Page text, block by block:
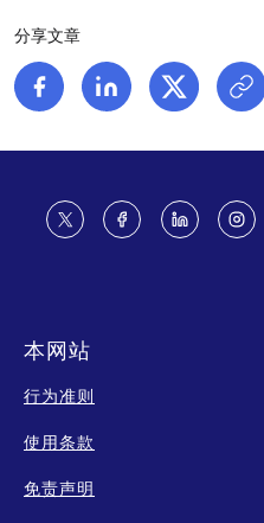
分享文章
本网站
行为准则
使用条款
免责声明